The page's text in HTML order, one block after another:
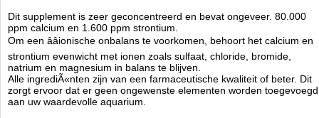
Dit supplement is zeer geconcentreerd en bevat ongeveer. 80.000
ppm calcium en 1.600 ppm strontium.
Om een ââionische onbalans te voorkomen, behoort het calcium en
strontium evenwicht met ionen zoals sulfaat, chloride, bromide,
natrium en magnesium in balans te blijven.
Alle ingrediÃ«nten zijn van een farmaceutische kwaliteit of beter. Dit
zorgt ervoor dat er geen ongewenste elementen worden toegevoegd
aan uw waardevolle aquarium.